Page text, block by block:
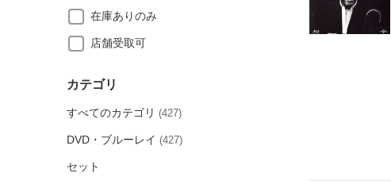
在庫ありのみ
店舗受取可
カテゴリ
すべてのカテゴリ (427)
DVD・ブルーレイ (427)
セット